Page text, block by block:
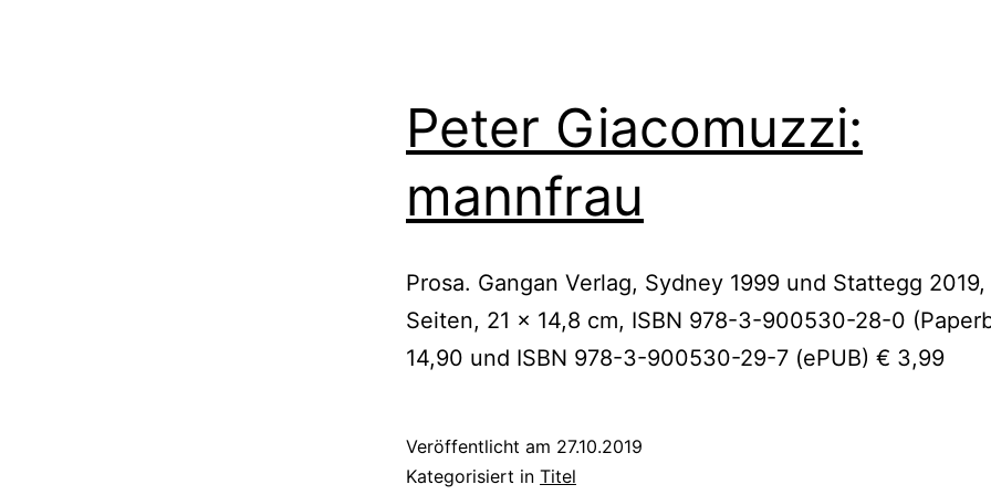
Peter Giacomuzzi:
mannfrau
Prosa. Gangan Verlag, Sydney 1999 und Stattegg
Seiten, 21 x 14,8 cm, ISBN 978-3-900530-28-0
14,90 und ISBN 978-3-900530-29-7 (ePUB) € 3,99
Veröffentlicht am 27.10.2019
Kategorisiert in Titel